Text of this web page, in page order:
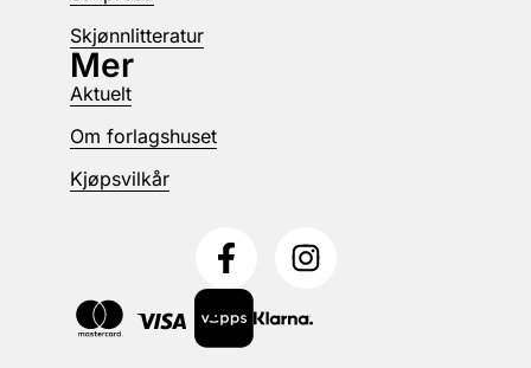
Skjønnlitteratur
Mer
Aktuelt
Om forlagshuset
Kjøpsvilkår